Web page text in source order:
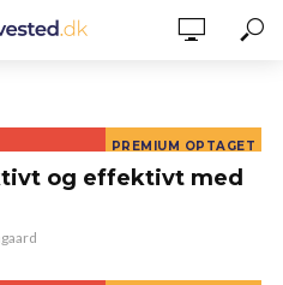
og effektivt med